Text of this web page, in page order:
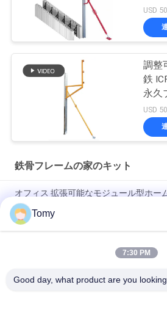
USD
調整
鉄
永久
用
USD
鉄骨フレームの家のキット
オフィス 拡張可能なモジュール型ホ
折りたたみコンテナハウス
二階建て モジュール型 オフィス用 家
スピード・アセンブル・プリファブ・
Tomy
7:30 PM
Good day, what product are you